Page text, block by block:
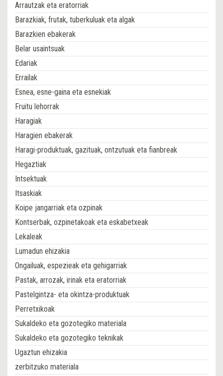
Arrautzak eta eratorriak
Barazkiak, frutak, tuberkuluak eta algak
Barazkien ebakerak
Belar usaintsuak
Edariak
Errailak
Esnea, esne-gaina eta esnekiak
Fruitu lehorrak
Haragiak
Haragien ebakerak
Haragi-produktuak, gazituak, ontzutuak eta fianbreak
Hegaztiak
Intsektuak
Itsaskiak
Koipe jangarriak eta ozpinak
Kontserbak, ozpinetakoak eta eskabetxeak
Lekaleak
Lumadun ehizakia
Ongailuak, espezieak eta gehigarriak
Pastak, arrozak, irinak eta eratorriak
Pastelgintza- eta okintza-produktuak
Perretxikoak
Sukaldeko eta gozotegiko materiala
Sukaldeko eta gozotegiko teknikak
Ugaztun ehizakia
zerbitzuko materiala